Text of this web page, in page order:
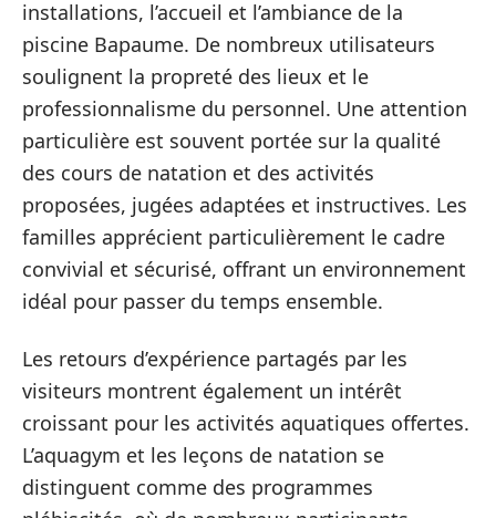
installations, l’accueil et l’ambiance de la
piscine Bapaume. De nombreux utilisateurs
soulignent la propreté des lieux et le
professionnalisme du personnel. Une attention
particulière est souvent portée sur la qualité
des cours de natation et des activités
proposées, jugées adaptées et instructives. Les
familles apprécient particulièrement le cadre
convivial et sécurisé, offrant un environnement
idéal pour passer du temps ensemble.
Les retours d’expérience partagés par les
visiteurs montrent également un intérêt
croissant pour les activités aquatiques offertes.
L’aquagym et les leçons de natation se
distinguent comme des programmes